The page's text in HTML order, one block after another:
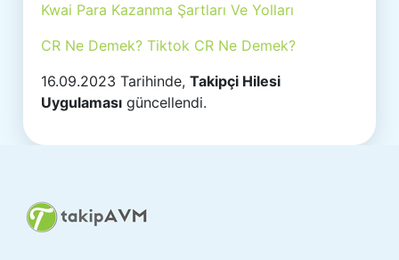
Kwai Para Kazanma Şartları Ve Yolları
CR Ne Demek? Tiktok CR Ne Demek?
16.09.2023 Tarihinde,Takipçi Hilesi
Uygulaması güncellendi.